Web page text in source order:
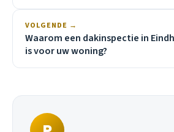
VOLGENDE →
Waarom een dakinspectie in
is voor uw woning?